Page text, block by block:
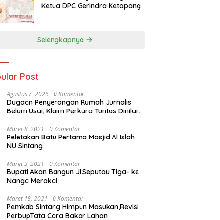
Ketua DPC Gerindra Ketapang
Selengkapnya
Post
Agustus 7, 2026 0 Komentar
Dugaan Penyerangan Rumah Jurnalis
Belum Usai, Klaim Perkara Tuntas Dinilai
Maret 8, 2021 0 Komentar
Peletakan Batu Pertama Masjid Al Islah
NU Sintang
Maret 3, 2021 0 Komentar
Bupati Akan Bangun Jl.Seputau Tiga- ke
Nanga Merakai
Maret 18, 2021 0 Komentar
Pemkab Sintang Himpun Masukan,Revisi
PerbupTata Cara Bakar Lahan